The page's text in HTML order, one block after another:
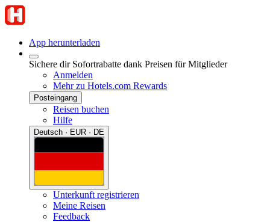
App herunterladen
Sichere dir Sofortrabatte dank Preisen für Mitglieder
Anmelden
Mehr zu Hotels.com Rewards
Posteingang
Reisen buchen
Hilfe
Deutsch · EUR · DE
Unterkunft registrieren
Meine Reisen
Feedback